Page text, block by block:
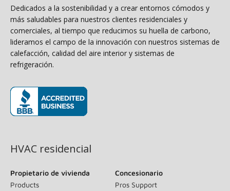
Dedicados a la sostenibilidad y a crear entornos cómodos y
más saludables para nuestros clientes residenciales y
comerciales, al tiempo que reducimos su huella de carbono,
lideramos el campo de la innovación con nuestros sistemas de
calefacción, calidad del aire interior y sistemas de
refrigeración.
HVAC residencial
Propietario de vivienda
Products
Concesionario
Pros Support